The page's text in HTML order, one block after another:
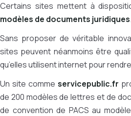
Certains sites mettent à
modèles de documents juridiques.
Sans proposer de véritable
sites peuvent néanmoins être
qu’elles utilisent internet pour
Un site comme servicepublic.fr
de 200 modèles de lettres et de
de convention de PACS au